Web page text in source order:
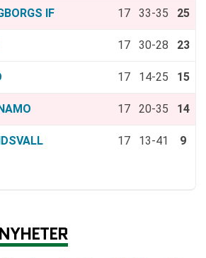
IF 17 33-35 25
17 30-28 23
17 14-25 15
17 20-35 14
17 13-41 9